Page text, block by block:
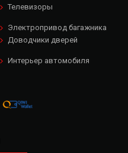
Телевизоры
Электропривод багажника
Доводчики дверей
Интерьер автомобиля